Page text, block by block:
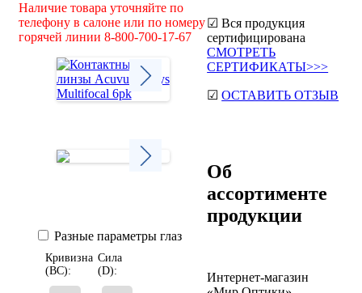
Наличие товара уточняйте по
телефону в салоне или по номеру
горячей линии 8-800-700-17-67
Разные параметры глаз
Кривизна
(BC):
Сила
(D):
☑ Вся продукция
сертифицирована
СМОТРЕТЬ
СЕРТИФИКАТЫ>>>
☑ОСТАВИТЬ ОТЗЫВ
Об
ассортименте
продукции
Интернет-магазин